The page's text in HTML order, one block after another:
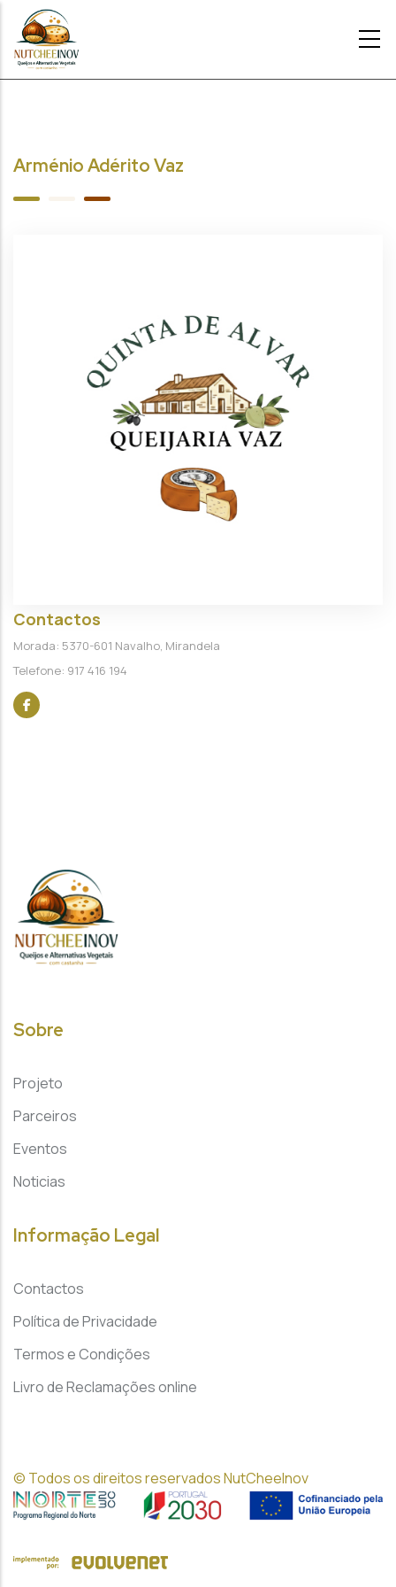
Passar para o conteúdo principal
Arménio Adérito Vaz
Contactos
Morada: 5370-601 Navalho, Mirandela
Telefone: 917 416 194
Sobre
Projeto
Parceiros
Eventos
Noticias
Informação Legal
Contactos
Política de Privacidade
Termos e Condições
Livro de Reclamações online
© Todos os direitos reservados NutCheeInov